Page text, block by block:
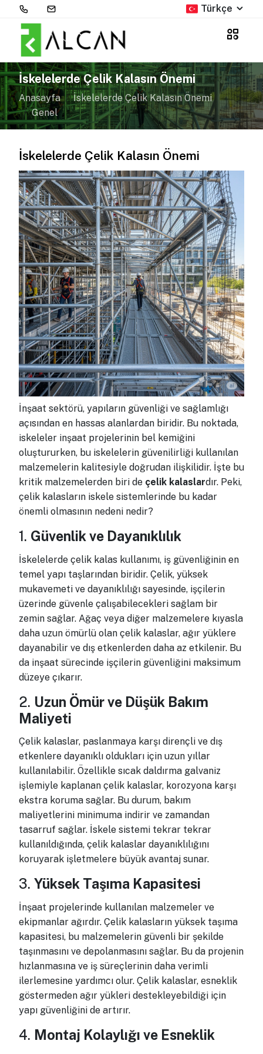
Türkçe
İskelelerde Çelik Kalasın Önemi
Anasayfa
İskelelerde Çelik Kalasın Önemi
Genel
İskelelerde Çelik Kalasın Önemi
İnşaat sektörü, yapıların güvenliği ve sağlamlığı
açısından en hassas alanlardan biridir. Bu noktada,
iskeleler inşaat projelerinin bel kemiğini
oluştururken, bu iskelelerin güvenilirliği kullanılan
malzemelerin kalitesiyle doğrudan ilişkilidir. İşte bu
kritik malzemelerden biri de çelik kalaslardır. Peki,
çelik kalasların iskele sistemlerinde bu kadar
önemli olmasının nedeni nedir?
1. Güvenlik ve Dayanıklılık
İskelelerde çelik kalas kullanımı, iş güvenliğinin en
temel yapı taşlarından biridir. Çelik, yüksek
mukavemeti ve dayanıklılığı sayesinde, işçilerin
üzerinde güvenle çalışabilecekleri sağlam bir
zemin sağlar. Ağaç veya diğer malzemelere kıyasla
daha uzun ömürlü olan çelik kalaslar, ağır yüklere
dayanabilir ve dış etkenlerden daha az etkilenir. Bu
da inşaat sürecinde işçilerin güvenliğini maksimum
düzeye çıkarır.
2. Uzun Ömür ve Düşük Bakım
Maliyeti
Çelik kalaslar, paslanmaya karşı dirençli ve dış
etkenlere dayanıklı oldukları için uzun yıllar
kullanılabilir. Özellikle sıcak daldırma galvaniz
işlemiyle kaplanan çelik kalaslar, korozyona karşı
ekstra koruma sağlar. Bu durum, bakım
maliyetlerini minimuma indirir ve zamandan
tasarruf sağlar. İskele sistemi tekrar tekrar
kullanıldığında, çelik kalaslar dayanıklılığını
koruyarak işletmelere büyük avantaj sunar.
3. Yüksek Taşıma Kapasitesi
İnşaat projelerinde kullanılan malzemeler ve
ekipmanlar ağırdır. Çelik kalasların yüksek taşıma
kapasitesi, bu malzemelerin güvenli bir şekilde
taşınmasını ve depolanmasını sağlar. Bu da projenin
hızlanmasına ve iş süreçlerinin daha verimli
ilerlemesine yardımcı olur. Çelik kalaslar, esneklik
göstermeden ağır yükleri destekleyebildiği için
yapı güvenliğini de artırır.
4. Montaj Kolaylığı ve Esneklik